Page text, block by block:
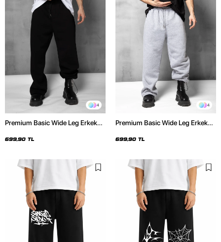
4
Premium Basic Wide Leg Erkek
699,90 TL
4
Premium Basic Wide Leg Erkek
699,90 TL